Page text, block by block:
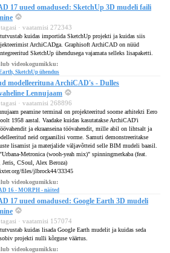
17 uued omadused: SketchUp 3D mudeli faili
tagasi · vaatamisi 272343
kuidas importida SketchUp projekti ja kuidas siis
ArchiCADga. Graphisoft ArchiCAD on nüüd
SketchUp ühendusega vajamata selleks lisapaketti.
videokogumikku:
SketchUp ühendus
modelleerituna ArchiCAD's - Dulles
Lennujaam
tagasi · vaatamisi 268896
peamine terminal on projekteeritud soome arhitekti Eero
1958 aastal. Vaadake kuidas kasutatakse ArchiCAD'i
ja ekraanseina töövahendit, mille abil on lihtsalt ja
neid orgaanilisi vorme. Samuti demonstreeritakse
lisamist ja materjalide väljavõtteid selle BIM mudeli baasil.
Metronica (wooh-yeah mix)" spinningmerkaba (feat.
Jeris, CSoul, Alex Beroza)
files/jlbrock44/33345
videokogumikku:
16 - MORPH - näited
17 uued omadused: Google Earth 3D mudeli
tagasi · vaatamisi 157074
kuidas lisada Google Earth mudelit ja kuidas seda
projekti nulli kõrguse väärtus.
videokogumikku: